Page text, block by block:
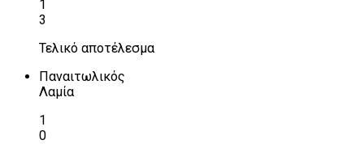
1
3
Τελικό αποτέλεσμα
Παναιτωλικός
Λαμία
1
0